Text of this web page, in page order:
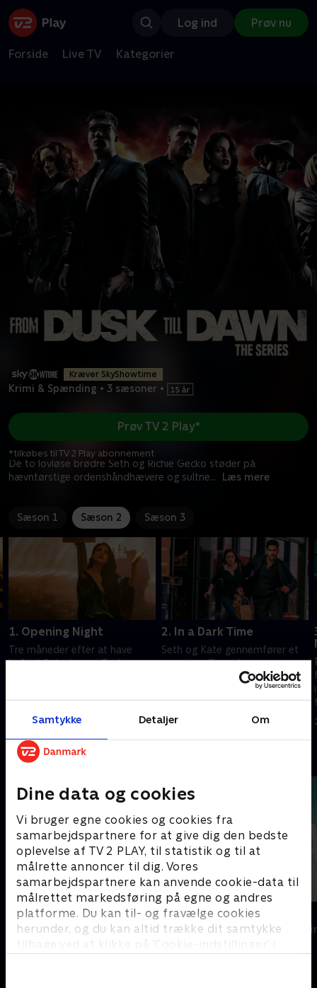
Samtykke Detaljer Om
Dine data og cookies
Vi bruger egne cookies og cookies fra
samarbejdspartnere for at give dig den bedste
oplevelse af TV 2 PLAY, til statistik og til at
målrette annoncer til dig. Vores
samarbejdspartnere kan anvende cookie-data til
målrettet markedsføring på egne og andres
platforme. Du kan til- og fravælge cookies
herunder, og du kan altid trække dit samtykke
tilbage ved at klikke på ’Cookie-indstillinger’ i
Log ind Prøv nu
Forside Live TV Kategorier
Kræver SkyShowtime
Krimi & Spænding • 3 sæsoner •
De to lovløse brødre Seth og Richie Gecko støder på
hævntørstige ordenshåndhævere og sultne... Læs mere
Prøv TV 2 Play*
*tilkøbes til TV 2 Play abonnement
Sæson 1 Sæson 2 Sæson 3
1. Opening Night
Tre måneder efter at have
befriet Satanico, er Gecko-
2. In a Dark Time
Seth og Kate gennemfører et
røveri, og Gonzalez
konfronteres med
mareridtsagtige syn.
Andre så også
Top Dog
Krimi & Spænding • 1 sæsoner
The Au Pair
Krimi &